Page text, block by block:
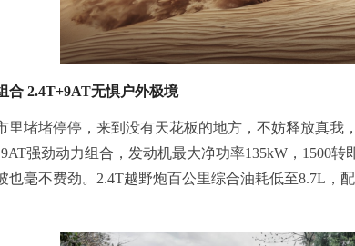
合 2.4T+9AT无惧户外极境
里堵堵停停，来到没有天花板的地方，不妨释放真
强劲动力组合，发动机最大净功率135kW，1500
也毫不费劲。2.4T越野炮百公里综合油耗低至8.7L，